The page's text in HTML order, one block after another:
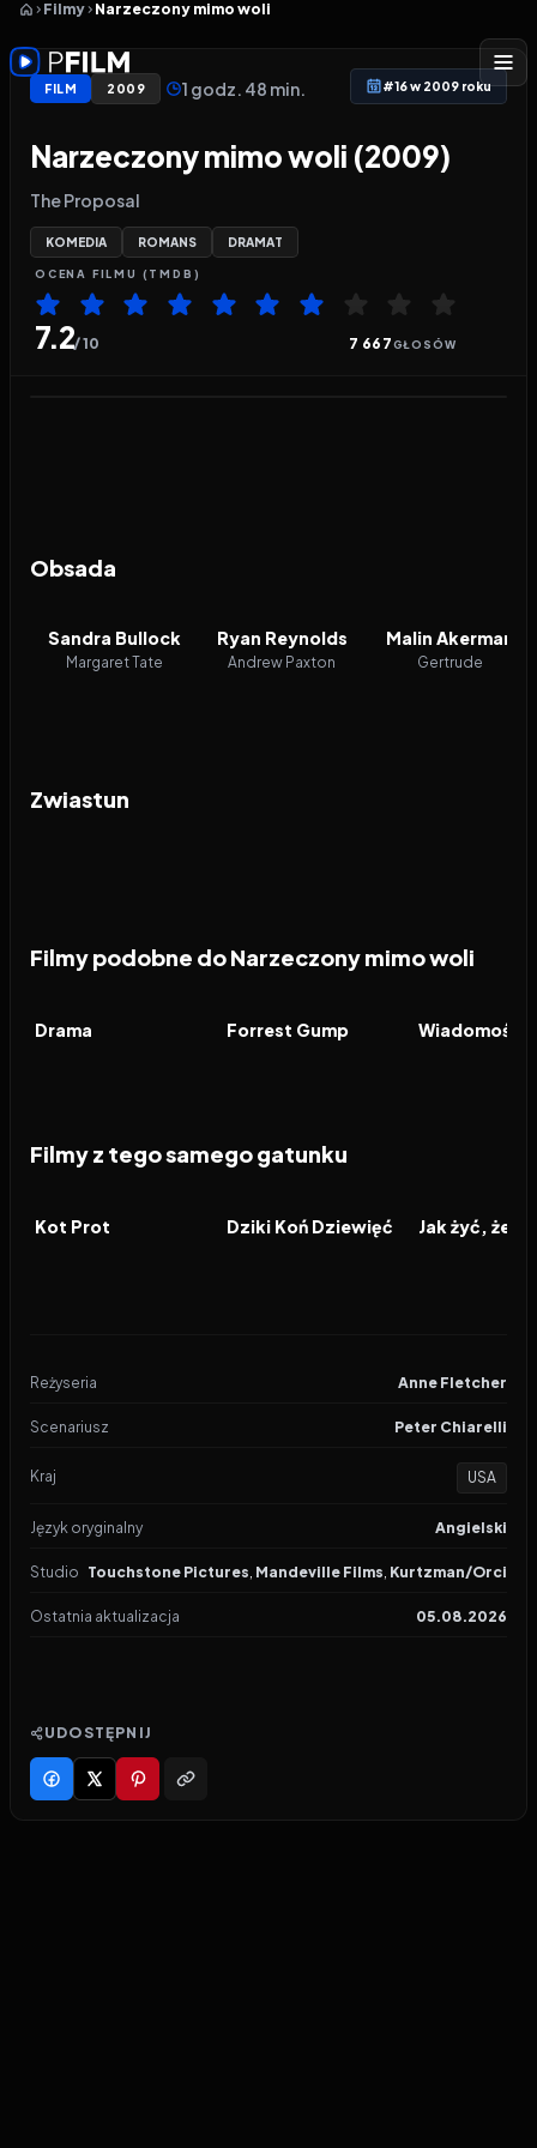
Filmy Narzeczony mimo woli
FILM 2009 1 godz. 48 min. #16 w 2009 roku
Narzeczony mimo woli (2009)
The Proposal
KOMEDIA ROMANS DRAMAT
OCENA FILMU (TMDB)
7.2/ 10 7 667GŁOSÓW
Obsada
Sandra Bullock
Margaret Tate
Ryan Reynolds
Andrew Paxton
Malin Akerman
Gertrude
Zwiastun
Filmy podobne do Narzeczony mimo woli
FILM
Drama FILM
Forrest Gump FILM
Filmy z tego samego gatunku
FILM
Kot Prot FILM
Dziki Koń Dziewięć FILM
Reżyseria Anne Fletcher
Scenariusz Peter Chiarelli
Kraj USA
Język oryginalny Angielski
Studio Touchstone Pictures, Mandeville Films, Kurtzman/Orci
Ostatnia aktualizacja 05.08.2026
UDOSTĘPNIJ